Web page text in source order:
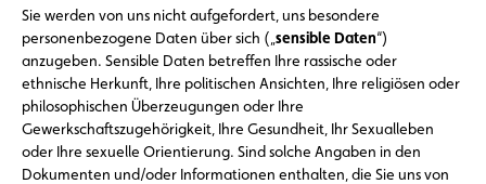
Sie werden von uns nicht aufgefordert, uns besondere
personenbezogene Daten über sich („ sensible Daten“)
anzugeben. Sensible Daten betreffen Ihre rassische oder
ethnische Herkunft, Ihre politischen Ansichten, Ihre religiösen oder
philosophischen Überzeugungen oder Ihre
Gewerkschaftszugehörigkeit, Ihre Gesundheit, Ihr Sexualleben
oder Ihre sexuelle Orientierung. Sind solche Angaben in den
Dokumenten und/oder Informationen enthalten, die Sie uns von